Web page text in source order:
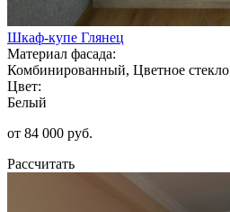
Шкаф-купе Глянец
Материал фасада:
Комбинированный, Цветное стекло
Цвет:
Белый
от 84 000 руб.
Рассчитать